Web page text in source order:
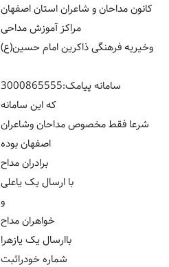
کانون مداحان و شاعران استان اصفهان
مراکز آموزش مداحی
وخیریه فرهنگی ذاکرین امام حسین(ع)
سامانه پیامک:3000865555
که این سامانه
شرعا فقط مخصوص مداحان وشاعران
اصفهان بوده
برادران مداح
با ارسال یک یاعلی
و
خواهران مداح
باارسال یک یازهرا
شماره خودراثبت